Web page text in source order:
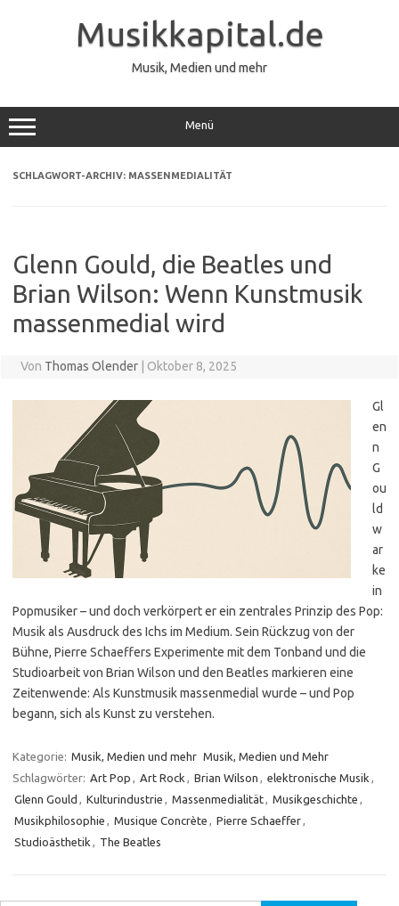
Musikkapital.de
Musik, Medien und mehr
Menü
SCHLAGWORT-ARCHIV: MASSENMEDIALITÄT
Glenn Gould, die Beatles und
Brian Wilson: Wenn Kunstmusik
massenmedial wird
Von Thomas Olender Oktober 8, 2025
Gl
en
n
G
ou
ld
w
ar
ke
in
Popmusiker – und doch verkörpert er ein zentrales Prinzip des Pop:
Musik als Ausdruck des Ichs im Medium. Sein Rückzug von der
Bühne, Pierre Schaeffers Experimente mit dem Tonband und die
Studioarbeit von Brian Wilson und den Beatles markieren eine
Zeitenwende: Als Kunstmusik massenmedial wurde – und Pop
begann, sich als Kunst zu verstehen.
Kategorie: Musik, Medien und mehr Musik, Medien und Mehr
Schlagwörter: Art Pop , Art Rock , Brian Wilson , elektronische Musik ,
Glenn Gould , Kulturindustrie , Massenmedialität, Musikgeschichte ,
Musikphilosophie , Musique Concrète , Pierre Schaeffer,
Studioästhetik , The Beatles